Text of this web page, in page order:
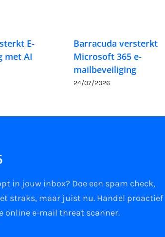
E-
met AI
Barracuda versterkt
Microsoft 365 e-
mailbeveiliging
24/07/2026
in jouw inbox? Doe een spam check,
straks, maar juist nu. Handel proactief
online e-mail threat scanner.